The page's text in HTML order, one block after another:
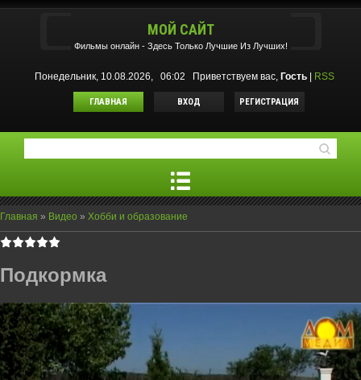
МОЙ САЙТ
Фильмы oнлайн - Здесь Только Лучшие Из Лучших!
Понедельник, 10.08.2026, 06:02 Приветствуем вас, Гость RSS
ГЛАВНАЯ ВХОД РЕГИСТРАЦИЯ
Главная » Видео » Хобби и образование
Подкормка